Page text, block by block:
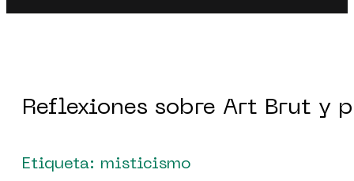
Reflexiones sobre Art Brut y
Etiqueta: misticismo